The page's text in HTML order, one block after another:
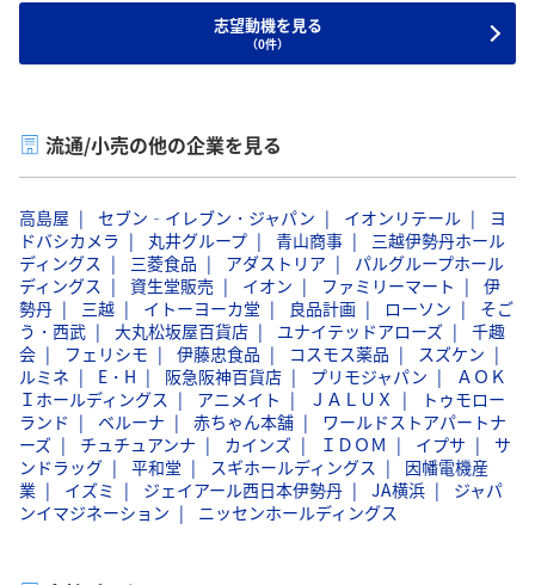
志望動機を見る
（0件）
流通/小売の他の企業を見る
高島屋 セブン‐イレブン・ジャパン イオンリテール
ヨ
ドバシカメラ
丸井グループ 青山商事
三越伊勢丹ホール
ディングス
三菱食品 アダストリア
パルグループホール
ディングス
資生堂販売 イオン ファミリーマート
伊
勢丹
三越 イトーヨーカ堂 良品計画 ローソン
そご
う・西武
大丸松坂屋百貨店 ユナイテッドアローズ
千趣
会
フェリシモ 伊藤忠食品 コスモス薬品
スズケン
ルミネ
E・H 阪急阪神百貨店 プリモジャパン
ＡＯＫ
Ｉホールディングス
アニメイト ＪＡＬＵＸ
トゥモロー
ランド
ベルーナ 赤ちゃん本舗
ワールドストアパートナ
ーズ
チュチュアンナ カインズ ＩＤＯＭ イプサ
サ
ンドラッグ
平和堂 スギホールディングス
因幡電機産
業
イズミ ジェイアール西日本伊勢丹 JA横浜
ジャパ
ンイマジネーション
ニッセンホールディングス